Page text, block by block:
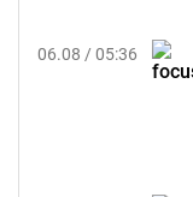
06.08 / 05:36